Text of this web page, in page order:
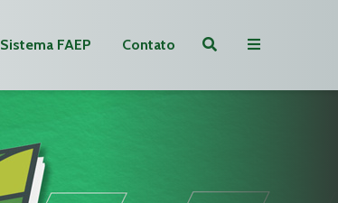
Sistema FAEP Contato